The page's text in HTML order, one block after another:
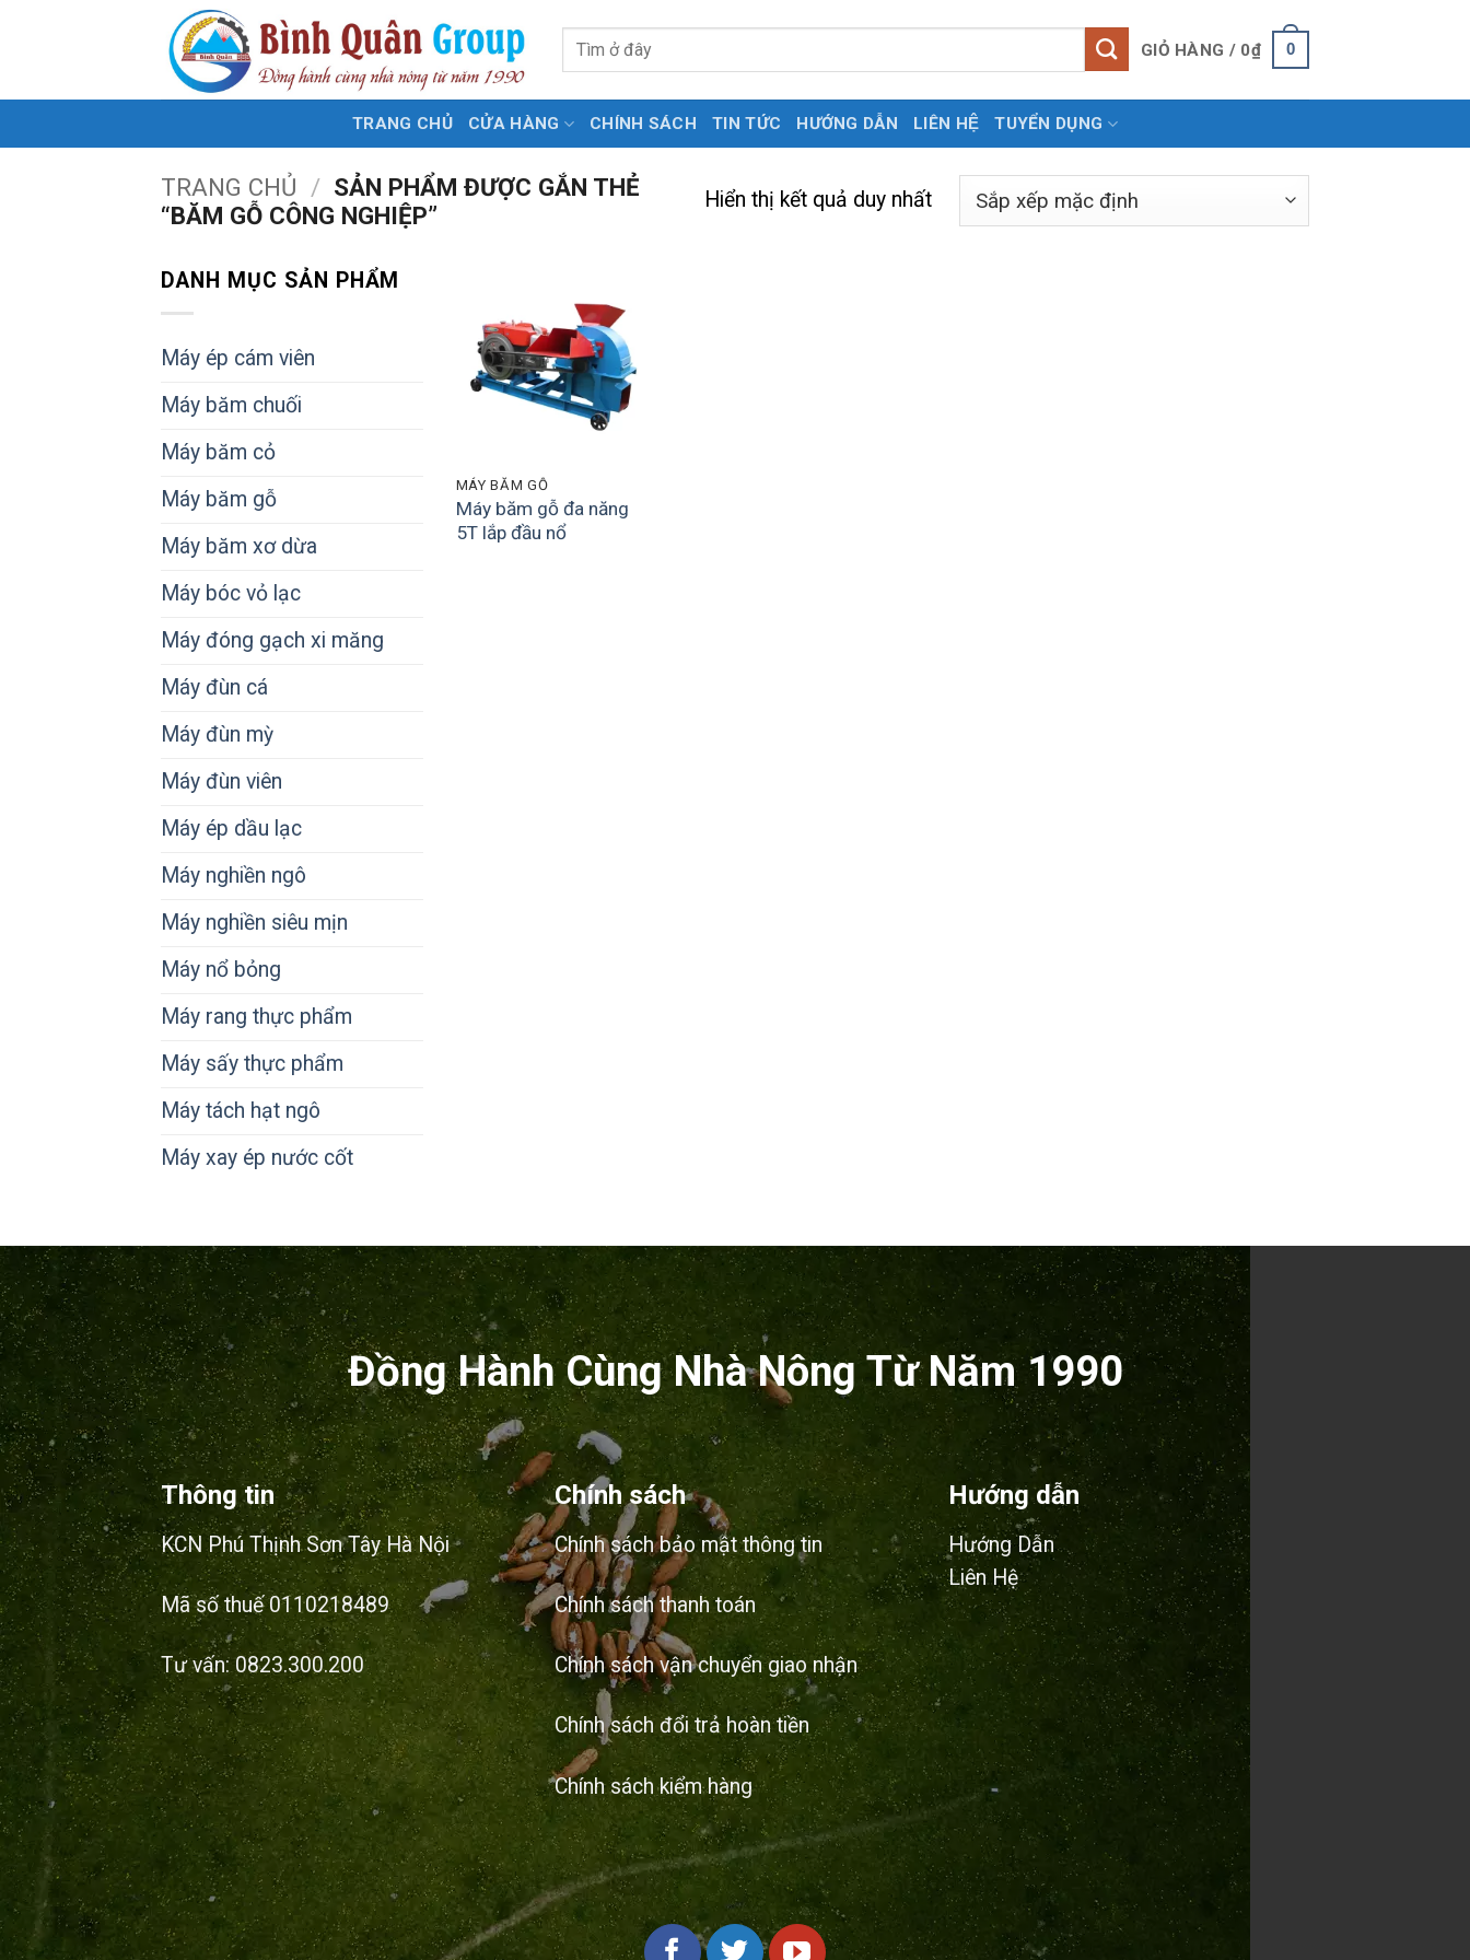
Tìm
GIỎ HÀNG / 0₫ 0
TRANG CHỦ CỬA HÀNG CHÍNH SÁCH TIN TỨC HƯỚNG DẪN LIÊN HỆ TUYỂN DỤNG
TRANG CHỦ / SẢN PHẨM ĐƯỢC GẮN THẺ
“BĂM GỖ CÔNG NGHIỆP”
Hiển thị kết quả duy nhất
DANH MỤC SẢN PHẨM
Máy ép cám viên
Máy băm chuối
Máy băm cỏ
Máy băm gỗ
Máy băm xơ dừa
Máy bóc vỏ lạc
Máy đóng gạch xi măng
Máy đùn cá
Máy đùn mỳ
Máy đùn viên
Máy ép dầu lạc
Máy nghiền ngô
Máy nghiền siêu mịn
Máy nổ bỏng
Máy rang thực phẩm
Máy sấy thực phẩm
Máy tách hạt ngô
Máy xay ép nước cốt
MÁY BĂM GỖ
Máy băm gỗ đa năng
5T lắp đầu nổ
Đồng Hành Cùng Nhà Nông Từ Năm 1990
Thông tin
KCN Phú Thịnh Sơn Tây Hà Nội
Mã số thuế 0110218489
Tư vấn: 0823.300.200
Chính sách
Chính sách bảo mật thông tin
Chính sách thanh toán
Chính sách vận chuyển giao nhận
Chính sách đổi trả hoàn tiền
Chính sách kiểm hàng
Hướng dẫn
Hướng Dẫn
Liên Hệ